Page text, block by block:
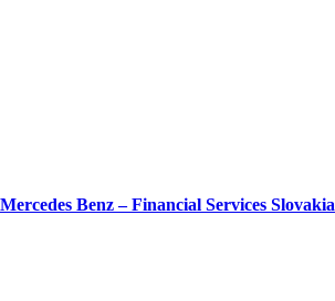
Mercedes Benz – Financial Services Slovakia